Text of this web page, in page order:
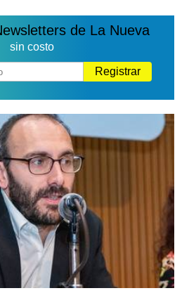
de La Nueva
sin costo
Registrar